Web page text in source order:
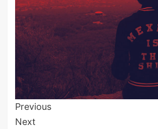
Previous
Next